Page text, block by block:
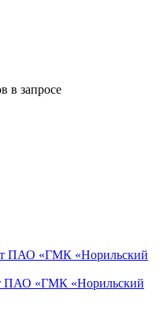
в запросе
ПАО «ГМК «Норильский
ПАО «ГМК «Норильский